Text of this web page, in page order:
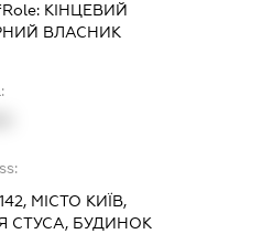
КІНЦЕВИЙ
ВЛАСНИК
МІСТО КИЇВ,
СТУСА, БУДИНОК